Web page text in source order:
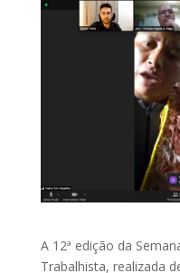
A 12ª edição da
Trabalhista, realizada